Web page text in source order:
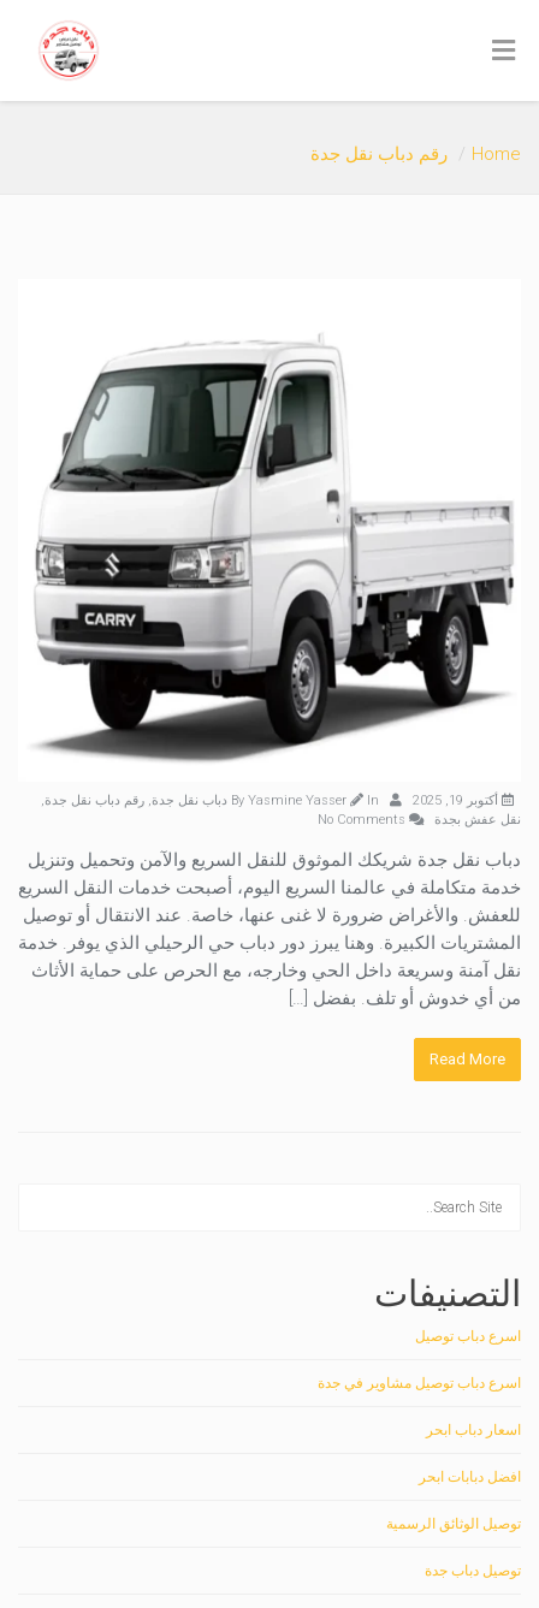
Home رقم دباب نقل جدة
أكتوبر 19, 2025 Yasmine Yasser In دباب نقل جدة, رقم دباب نقل جدة,
نقل عفش بجدة
دباب نقل جدة شريكك الموثوق للنقل السريع والآمن وتحميل وتنزيل
خدمة متكاملة في عالمنا السريع اليوم، أصبحت خدمات النقل السريع
للعفش. والأغراض ضرورة لا غنى عنها، خاصة. عند الانتقال أو توصيل
المشتريات الكبيرة. وهنا يبرز دور دباب حي الرحيلي الذي يوفر. خدمة
نقل آمنة وسريعة داخل الحي وخارجه، مع الحرص على حماية الأثاث
من أي خدوش أو تلف. بفضل […]
Read More
التصنيفات
اسرع دباب توصيل
اسرع دباب توصيل مشاوير في جدة
اسعار دباب ابحر
افضل دبابات ابحر
توصيل الوثائق الرسمية
توصيل دباب جدة